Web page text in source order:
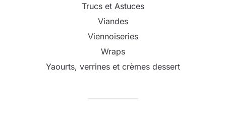
Trucs et Astuces
Viandes
Viennoiseries
Wraps
Yaourts, verrines et crèmes dessert